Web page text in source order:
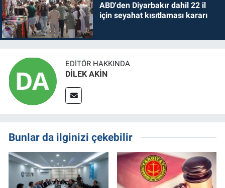
ABD'den Diyarbakır dahil 22 il
için seyahat kısıtlaması kararı
EDITÖR HAKKINDA
DİLEK AKİN
Bunlar da ilginizi çekebilir